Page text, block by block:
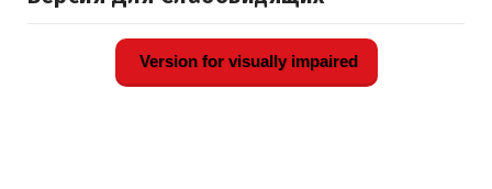
Version for visually impaired